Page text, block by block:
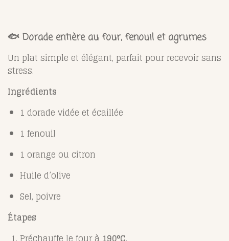
🐟 Dorade entière au four, fenouil et agrumes
Un plat simple et élégant, parfait pour recevoir sans
stress.
Ingrédients
1 dorade vidée et écaillée
1 fenouil
1 orange ou citron
Huile d’olive
Sel, poivre
Étapes